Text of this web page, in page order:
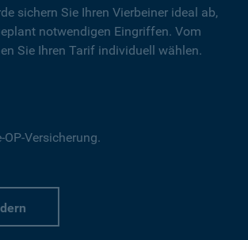
sichern Sie Ihren Vierbeiner ideal ab,
notwendigen Eingriffen. Vom
Sie Ihren Tarif individuell wählen.
Versicherung.